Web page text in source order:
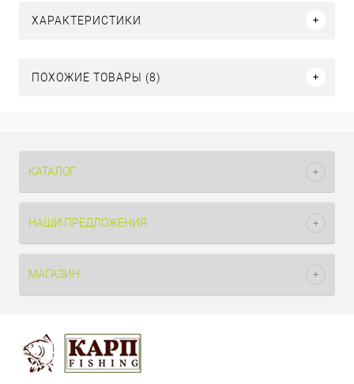
ХАРАКТЕРИСТИКИ
ПОХОЖИЕ ТОВАРЫ (8)
КАТАЛОГ
НАШИ ПРЕДЛОЖЕНИЯ
МАГАЗИН